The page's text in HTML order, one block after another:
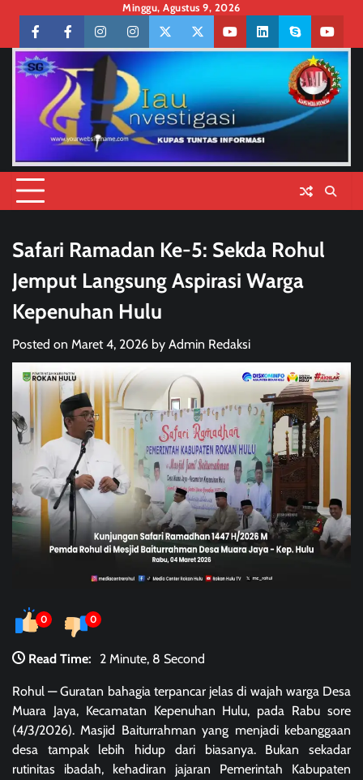
content
Minggu, Agustus 9, 2026
FacebookfacebookInstagraminstagramTwittertwitterYoutubelinkedinskype
Safari Ramadan Ke-5: Sekda Rohul
Jemput Langsung Aspirasi Warga
Kepenuhan Hulu
Posted on Maret 4, 2026 by Admin Redaksi
0 0
Read Time: 2 Minute, 8 Second
Rohul — Guratan bahagia terpancar jelas di wajah warga Desa
Muara Jaya, Kecamatan Kepenuhan Hulu, pada Rabu sore
(4/3/2026). Masjid Baiturrahman yang menjadi kebanggaan
desa tampak lebih hidup dari biasanya. Bukan sekadar
rutinitas ibadah, kehadiran jajaran Pemerintah Kabupaten